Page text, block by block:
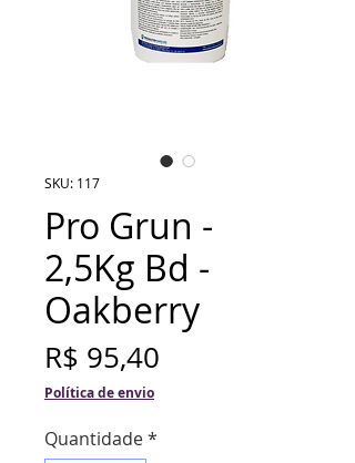
SKU: 117
Pro Grun -
2,5Kg Bd -
Oakberry
R$ 95,40
Política de envio
Quantidade*